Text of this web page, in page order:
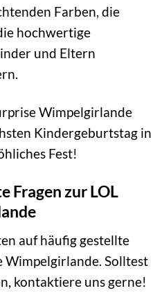
Farben, die
hochwertige
und Eltern
Wimpelgirlande
Kindergeburtstag in
Fest!
Fragen zur LOL
auf häufig gestellte
Wimpelgirlande. Solltest
kontaktiere uns gerne!